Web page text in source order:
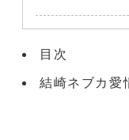
目次
結崎ネブカ愛